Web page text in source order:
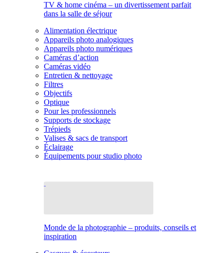
TV & home cinéma – un divertissement parfait
dans la salle de séjour
Alimentation électrique
Appareils photo analogiques
Appareils photo numériques
Caméras d’action
Caméras vidéo
Entretien & nettoyage
Filtres
Objectifs
Optique
Pour les professionnels
Supports de stockage
Trépieds
Valises & sacs de transport
Éclairage
Équipements pour studio photo
Monde de la photographie – produits, conseils et
inspiration